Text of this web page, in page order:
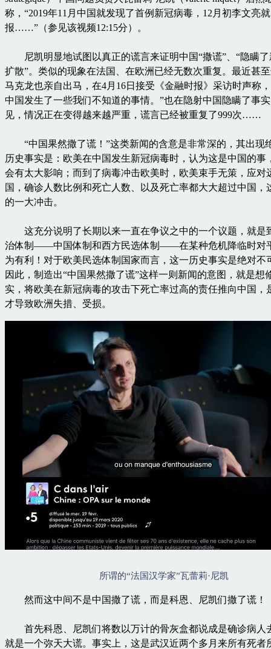
称，“2019年11月中国就发现了首例新冠病毒，12月初李文亮
报……”（参见该视频12:15分）。
尼凯明显地试图以真正的谎言来证明中国“撒谎”、“隐瞒了
扩散”。类似的现象在法国、在欧洲已经无数次重复。最近甚
马克龙也亲自出马，在4月16日接受《金融时报》采访时声称
中国发生了一些我们不知道的事情。”也在隐射中国隐瞒了事
见，情况正在变得越来越严重，谎言已经被重复了999次……
“中国果然撒了谎！”这类新闻的含意是非常深的，其出现
历史事实是：欧美在中国发生新冠病毒时，认为这是中国的事
会有太大影响；而到了病毒冲击欧美时，欧美束手无策，应对
国，确诊人数比例和死亡人数、以及死亡率都大大超过中国，
的一大冲击。
这充分说明了长期以来一直在争议之中的一个议题，就是
治体制——中国体制和西方民选体制——在某种危机降临时对
为有利！对于欧美民选体制国家而言，这一历史事实是绝对不
因此，制造出“中国果然撒了谎”这样一则新闻的意图，就是想
实，将欧美在新冠病毒的攻击下死亡率过高的责任推向中国，
才导致欧洲失措、受损。
所谓的“法国汉学家”瓦蕾莉·尼凯
然而这中间不是中国撒了谎，而是科恩、尼凯们撒了谎！
首先科恩、尼凯们将数以万计的骨灰盒都说成是确诊病人
就是一个弥天大谎。事实上，这是武汉近两个多月来所有死者